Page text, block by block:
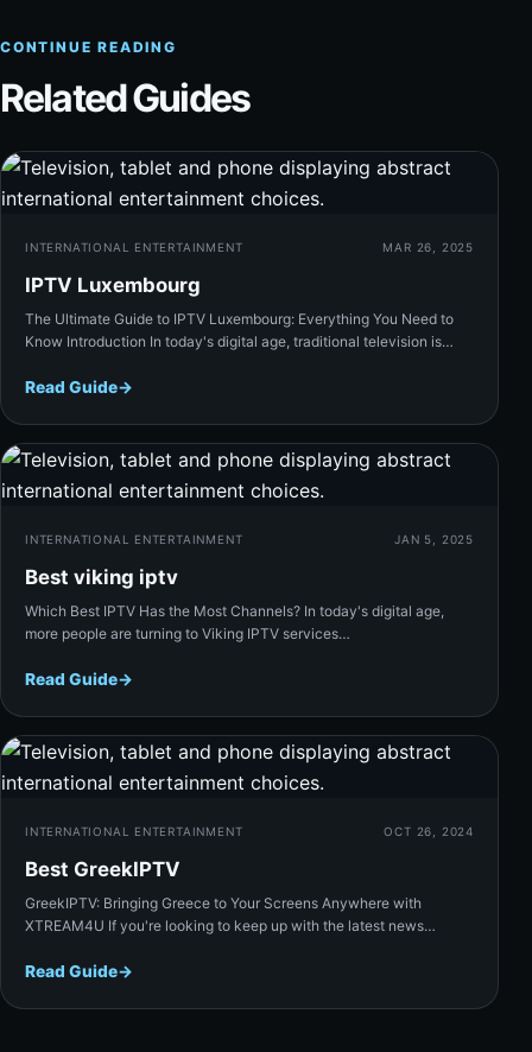
CONTINUE READING
Related Guides
INTERNATIONAL ENTERTAINMENT MAR 26, 2025
IPTV Luxembourg
The Ultimate Guide to IPTV Luxembourg: Everything You Need to
Know Introduction In today's digital age, traditional television is…
Read Guide→
INTERNATIONAL ENTERTAINMENT JAN 5, 2025
Best viking iptv
Which Best IPTV Has the Most Channels? In today's digital age,
more people are turning to Viking IPTV services…
Read Guide→
INTERNATIONAL ENTERTAINMENT OCT 26, 2024
Best GreekIPTV
GreekIPTV: Bringing Greece to Your Screens Anywhere with
XTREAM4U If you're looking to keep up with the latest news…
Read Guide→